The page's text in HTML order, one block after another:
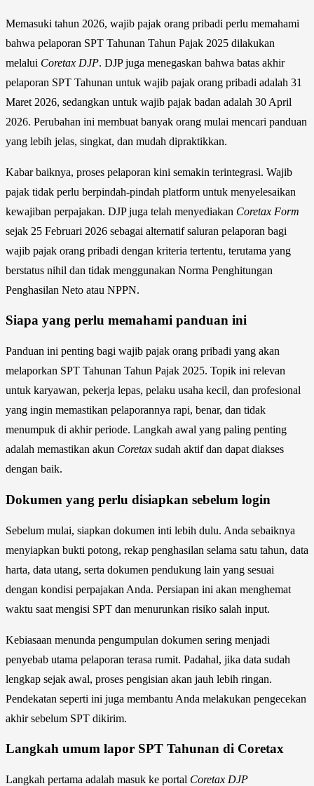
Memasuki tahun 2026, wajib pajak orang pribadi perlu memahami
bahwa pelaporan SPT Tahunan Tahun Pajak 2025 dilakukan
melalui Coretax DJP. DJP juga menegaskan bahwa batas akhir
pelaporan SPT Tahunan untuk wajib pajak orang pribadi adalah 31
Maret 2026, sedangkan untuk wajib pajak badan adalah 30 April
2026. Perubahan ini membuat banyak orang mulai mencari panduan
yang lebih jelas, singkat, dan mudah dipraktikkan.
Kabar baiknya, proses pelaporan kini semakin terintegrasi. Wajib
pajak tidak perlu berpindah-pindah platform untuk menyelesaikan
kewajiban perpajakan. DJP juga telah menyediakan Coretax Form
sejak 25 Februari 2026 sebagai alternatif saluran pelaporan bagi
wajib pajak orang pribadi dengan kriteria tertentu, terutama yang
berstatus nihil dan tidak menggunakan Norma Penghitungan
Penghasilan Neto atau NPPN.
Siapa yang perlu memahami panduan ini
Panduan ini penting bagi wajib pajak orang pribadi yang akan
melaporkan SPT Tahunan Tahun Pajak 2025. Topik ini relevan
untuk karyawan, pekerja lepas, pelaku usaha kecil, dan profesional
yang ingin memastikan pelaporannya rapi, benar, dan tidak
menumpuk di akhir periode. Langkah awal yang paling penting
adalah memastikan akun Coretax sudah aktif dan dapat diakses
dengan baik.
Dokumen yang perlu disiapkan sebelum login
Sebelum mulai, siapkan dokumen inti lebih dulu. Anda sebaiknya
menyiapkan bukti potong, rekap penghasilan selama satu tahun, data
harta, data utang, serta dokumen pendukung lain yang sesuai
dengan kondisi perpajakan Anda. Persiapan ini akan menghemat
waktu saat mengisi SPT dan menurunkan risiko salah input.
Kebiasaan menunda pengumpulan dokumen sering menjadi
penyebab utama pelaporan terasa rumit. Padahal, jika data sudah
lengkap sejak awal, proses pengisian akan jauh lebih ringan.
Pendekatan seperti ini juga membantu Anda melakukan pengecekan
akhir sebelum SPT dikirim.
Langkah umum lapor SPT Tahunan di Coretax
Langkah pertama adalah masuk ke portal Coretax DJP